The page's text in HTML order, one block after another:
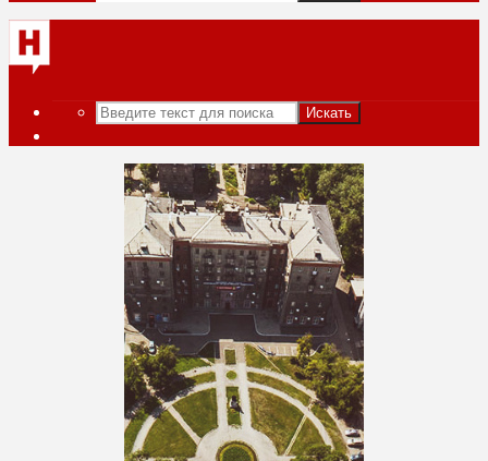
Искать